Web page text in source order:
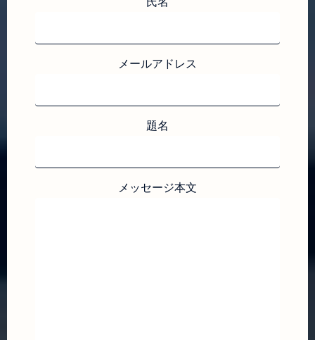
メールアドレス
題名
メッセージ本文